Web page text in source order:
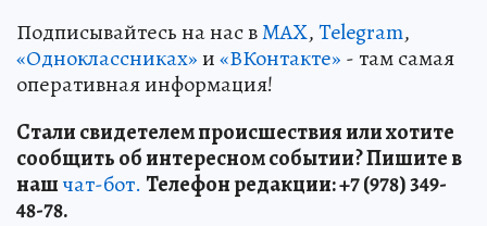
Подписывайтесь на нас вMAX,Telegram,
«Одноклассниках»и«ВКонтакте» - там самая
оперативная информация!
Стали свидетелем происшествия или хотите
сообщить об интересном событии? Пишите в
нашчат-бот. Телефон редакции: +7 (978) 349-
48-78.